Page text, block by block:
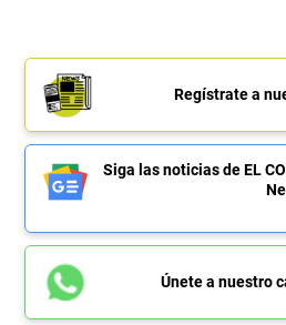
Regístrate a
Siga las noticias de EL
Únete a nuestro